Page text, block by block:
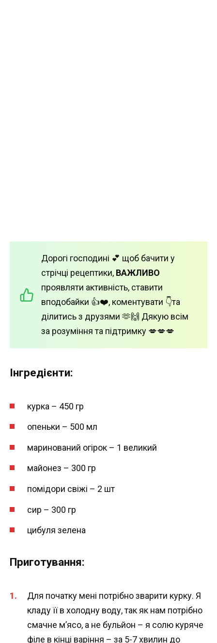
Дорогі господині 💕 щоб бачити у
стрічці рецептики, ВАЖЛИВО
проявляти активність, ставити
вподобайки 👍❤️, коментувати 👇та
ділитись з друзями 🫶🙌 Дякую всім
за розуміння та підтримку 💋💋💋
Інгредієнти:
курка – 450 гр
опеньки – 500 мл
маринований огірок – 1 великий
майонез – 300 гр
помідори свіжі – 2 шт
сир – 300 гр
цибуля зелена
Приготування:
Для початку мені потрібно зварити курку. Я
кладу її в холодну воду, так як нам потрібно
смачне м’ясо, а не бульйон – я солю куряче
філе в кінці варіння – за 5-7 хвилин до